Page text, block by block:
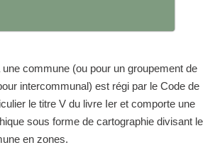
commune (ou pour un groupement de
intercommunal) est régi par le Code de
le titre V du livre Ier et comporte une
sous forme de cartographie divisant le
en zones.